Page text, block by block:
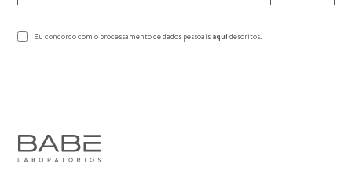
Eu concordo com o processamento de dados pessoais aqui descritos.